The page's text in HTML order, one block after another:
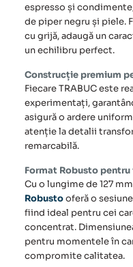
espresso și
de piper negru și piele.
cu grijă, adaugă un
un echilibru perfect.
Construcție premium
FiecareTRABUCeste
experimentați,
asigură o ardere
atenție la detalii
remarcabilă.
Format Robusto
Cu o lungime de 127
Robustooferă o
fiind ideal pentru cei
concentrat.
pentru momentele în
compromite calitatea.